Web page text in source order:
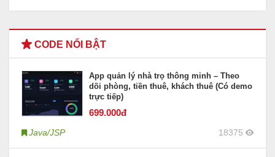
CODE NỔI BẬT
App quản lý nhà trọ thông minh – Theo
dõi phòng, tiền thuê, khách thuê (Có demo
trực tiếp)
699.000đ
Java/JSP 18375